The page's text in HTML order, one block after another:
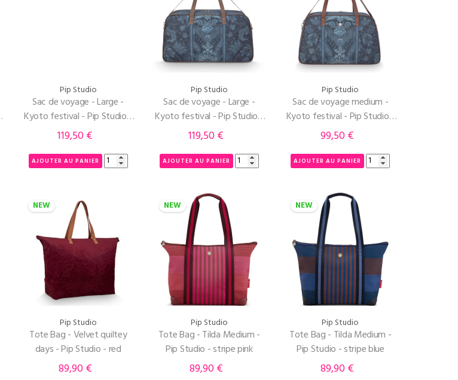
Pip Studio
Sac de voyage - Large -
Kyoto festival - Pip Studio -
Dark Pink
Prix
119,50 €
AJOUTER AU PANIER
Pip Studio
Sac de voyage - Large -
Kyoto festival - Pip Studio -
indigo blue
Prix
119,50 €
AJOUTER AU PANIER
Pip Studio
Sac de voyage medium -
Kyoto festival - Pip Studio -
Indigo Blue
Prix
99,50 €
AJOUTER AU PANIER
NEW
Pip Studio
Tote Bag - Velvet quiltey
days - Pip Studio - red
Prix
89,90 €
NEW
Pip Studio
Tote Bag - Tilda Medium -
Pip Studio - stripe pink
Prix
89,90 €
NEW
Pip Studio
Tote Bag - Tilda Medium -
Pip Studio - stripe blue
Prix
89,90 €